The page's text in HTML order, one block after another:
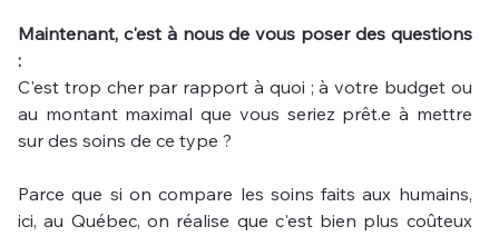
Maintenant, c'est à nous de vous poser des questions
:
C'est trop cher par rapport à quoi ; à votre budget ou
au montant maximal que vous seriez prêt.e à mettre
sur des soins de ce type ?
Parce que si on compare les soins faits aux humains,
ici, au Québec, on réalise que c'est bien plus coûteux